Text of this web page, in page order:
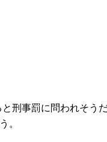
刑事罰に問われそうだ
。